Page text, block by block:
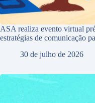
ASA realiza evento virtual
estratégias de comunicação
30 de julho de 2026